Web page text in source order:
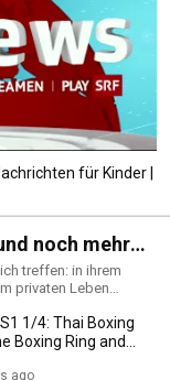
für Kinder |
noch mehr
treffen: in ihrem
privaten Leben
1/4: Thai Boxing
Boxing Ring and
ago